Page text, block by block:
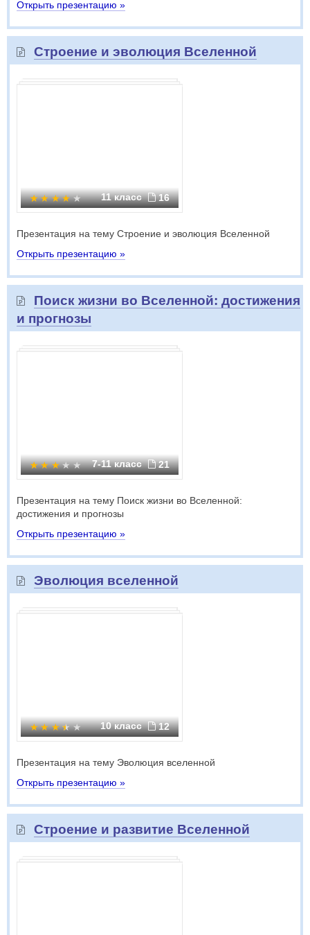
Открыть презентацию »
Строение и эволюция Вселенной
11 класс 16
Презентация на тему Строение и эволюция Вселенной
Открыть презентацию »
Поиск жизни во Вселенной: достижения
и прогнозы
7-11 класс 21
Презентация на тему Поиск жизни во Вселенной:
достижения и прогнозы
Открыть презентацию »
Эволюция вселенной
10 класс 12
Презентация на тему Эволюция вселенной
Открыть презентацию »
Строение и развитие Вселенной